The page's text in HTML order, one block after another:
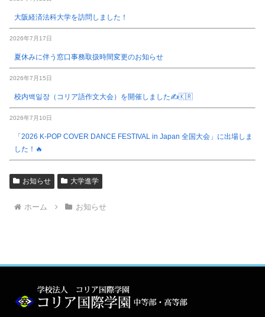
大阪経済法科大学を訪問しました！
2026年7月17日
夏休みに伴う窓口事務取扱時間変更のお知らせ
2026年7月15日
校内백일장（コリア語作文大会）を開催しました✍️🇰🇷
2026年7月10日
「2026 K-POP COVER DANCE FESTIVAL in Japan 全国大会」に出場しま
した！🔥
お知らせ 大学進学
ホーム お知らせ